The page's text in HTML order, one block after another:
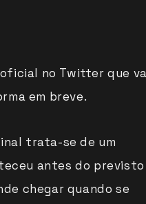
no Twitter que
em breve.
trata-se de um
antes do previsto
chegar quando se